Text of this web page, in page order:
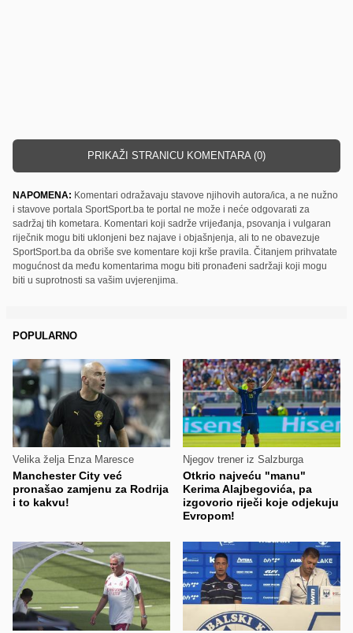
PRIKAŽI STRANICU KOMENTARA (0)
NAPOMENA: Komentari odražavaju stavove njihovih autora/ica, a ne nužno
i stavove portala SportSport.ba te portal ne može i neće odgovarati za
sadržaj tih kometara. Komentari koji sadrže vrijeđanja, psovanja i vulgaran
riječnik mogu biti uklonjeni bez najave i objašnjenja, ali to ne obavezuje
SportSport.ba da obriše sve komentare koji krše pravila. Čitanjem prihvatate
mogućnost da među komentarima mogu biti pronađeni sadržaji koji mogu
biti u suprotnosti sa vašim uvjerenjima.
POPULARNO
Velika želja Enza Maresce
Manchester City već
pronašao zamjenu za Rodrija
i to kakvu!
Njegov trener iz Salzburga
Otkrio najveću "manu"
Kerima Alajbegovića, pa
izgovorio riječi koje odjekuju
Evropom!